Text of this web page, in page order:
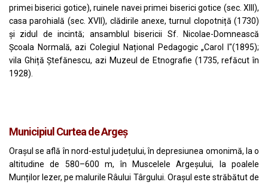
primei biserici gotice), ruinele navei primei biserici gotice (sec. XIII),
casa parohială (sec. XVII), clădirile anexe, turnul clopotniță (1730)
și zidul de incintă; ansamblul bisericii Sf. Nicolae-Domnească
Școala Normală, azi Colegiul Național Pedagogic „Carol I"(1895);
vila Ghiță Ștefănescu, azi Muzeul de Etnografie (1735, refăcut în
1928).
Municipiul Curtea de Argeş
Orașul se află în nord-estul județului, în depresiunea omonimă, la o
altitudine de 580–600 m, în
Muscelele Argeșului, la poalele
Munților Iezer, pe malurile Râului Târgului . Orașul este străbătut de